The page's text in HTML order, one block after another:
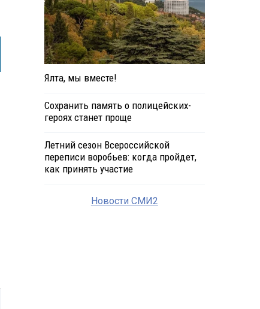
Ялта, мы вместе!
Сохранить память о полицейских-
героях станет проще
Летний сезон Всероссийской
переписи воробьев: когда пройдет,
как принять участие
Новости СМИ2